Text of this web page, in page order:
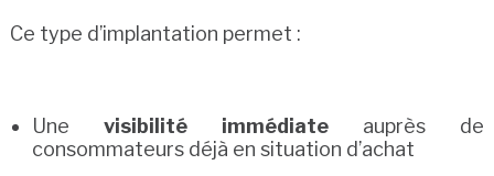
Ce type d’implantation permet :
Une visibilité immédiate auprès de
consommateurs déjà en situation d’achat